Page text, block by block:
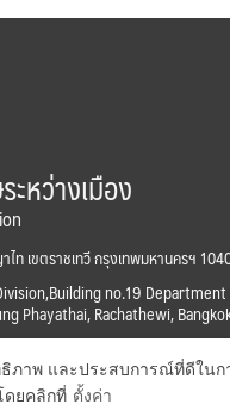
หว่างเมือง
เขตราชเทวี กรุงเทพมหานครฯ
no.19
Phayathai, Rachathewi,
Motorway Division. All rights
ภาพ และประสบการณ์ที่ดีใน
ดยคลิกที่ ตั้งค่า